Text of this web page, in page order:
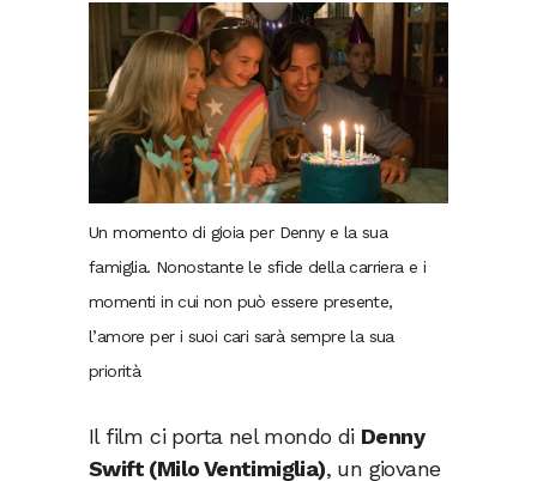
Un momento di gioia per Denny e la sua
famiglia. Nonostante le sfide della carriera e i
momenti in cui non può essere presente,
l’amore per i suoi cari sarà sempre la sua
priorità
Il film ci porta nel mondo di Denny
Swift (Milo Ventimiglia), un giovane